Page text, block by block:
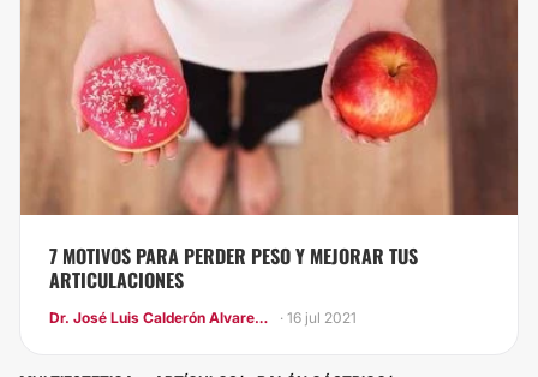
7 MOTIVOS PARA PERDER PESO Y MEJORAR TUS
ARTICULACIONES
Dr. José Luis Calderón Alvarez Tostado · 16 jul 2021